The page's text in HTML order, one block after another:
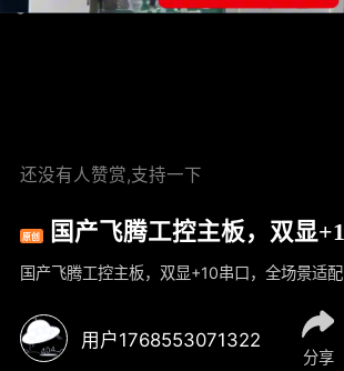
还没有人赞赏,支持一下
原创 国产飞腾工控主板，双显+10 串口，全
场景适配
国产飞腾工控主板，双显+10串口，全场景适配
用户1768553071322
分享